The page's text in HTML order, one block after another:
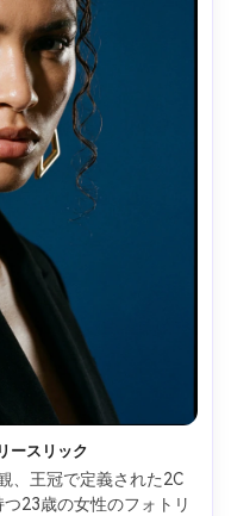
ースリック
、王冠で定義された2C
23歳の女性のフォトリ